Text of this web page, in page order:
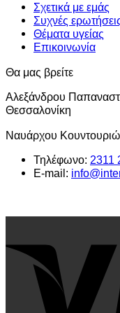
προϊόντος
Σχετικά με εμάς
Συχνές
Θέματα υγείας
Επικοινωνία
Θα μας βρείτε
Αλεξάνδρου
Θεσσαλονίκη
Ναυάρχου
Τηλέφωνο: 2311
E-mail: